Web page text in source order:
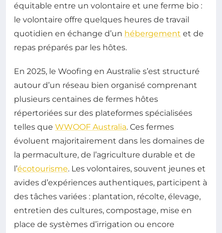
équitable entre un volontaire et une ferme bio :
le volontaire offre quelques heures de travail
quotidien en échange d’un hébergement et de
repas préparés par les hôtes.
En 2025, le Woofing en Australie s’est structuré
autour d’un réseau bien organisé comprenant
plusieurs centaines de fermes hôtes
répertoriées sur des plateformes spécialisées
telles que WWOOF Australia. Ces fermes
évoluent majoritairement dans les domaines de
la permaculture, de l’agriculture durable et de
l’écotourisme. Les volontaires, souvent jeunes et
avides d’expériences authentiques, participent à
des tâches variées : plantation, récolte, élevage,
entretien des cultures, compostage, mise en
place de systèmes d’irrigation ou encore